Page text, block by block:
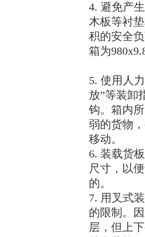
4. 避免产
木板等衬
积的安全
箱为
5. 使用人
放”等装卸
钩。箱内
弱的货物
移动。
6. 装载货
尺寸，以
的。
7. 用叉式
的限制。
层，但上